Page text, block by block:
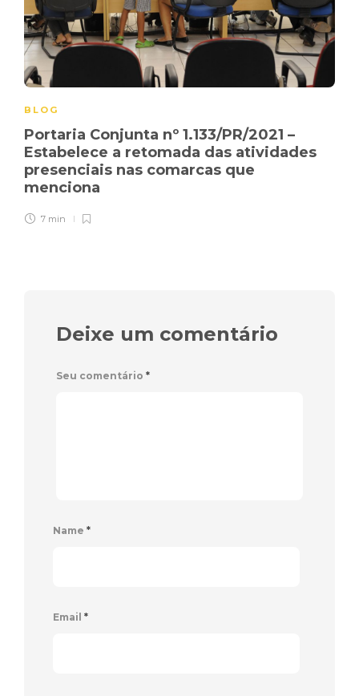
BLOG
Portaria Conjunta nº 1.133/PR/2021 –
Estabelece a retomada das atividades
presenciais nas comarcas que
menciona
7 min
Deixe um comentário
Seu comentário *
Name *
Email *